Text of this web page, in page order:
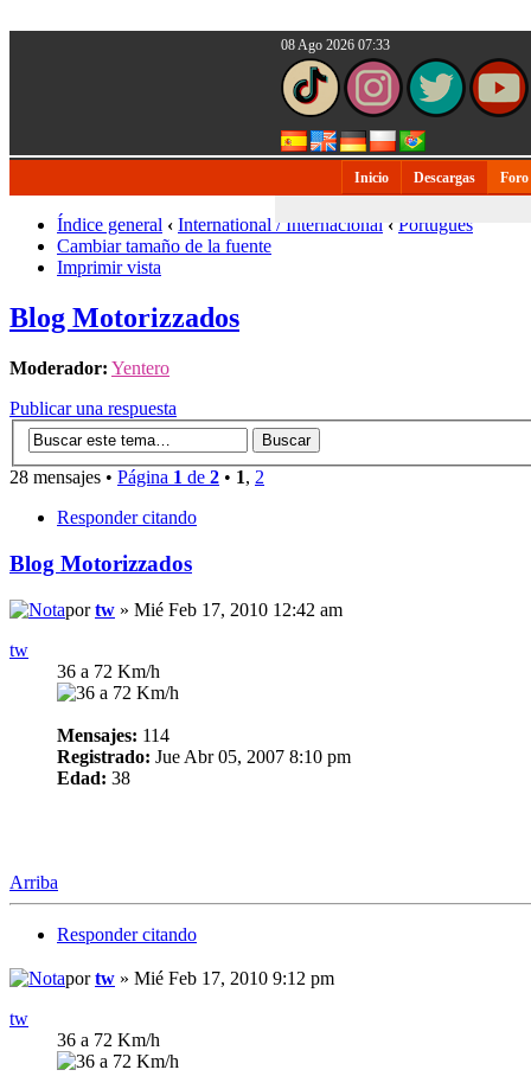
08 Ago 2026 07:33
Inicio Descargas Foro
Índice general ‹ International / Internacional ‹ Português
Cambiar tamaño de la fuente
Imprimir vista
Blog Motorizzados
Moderador: Yentero
Publicar una respuesta
28 mensajes • Página 1 de 2 • 1, 2
Responder citando
Blog Motorizzados
portw » Mié Feb 17, 2010 12:42 am
tw
36 a 72 Km/h
Mensajes: 114
Registrado: Jue Abr 05, 2007 8:10 pm
Edad: 38
Arriba
Responder citando
portw » Mié Feb 17, 2010 9:12 pm
tw
36 a 72 Km/h